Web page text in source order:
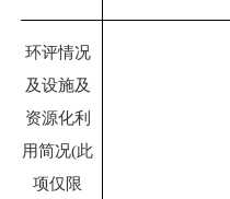
环评情况
及设施及
资源化利
用简况(此
项仅限